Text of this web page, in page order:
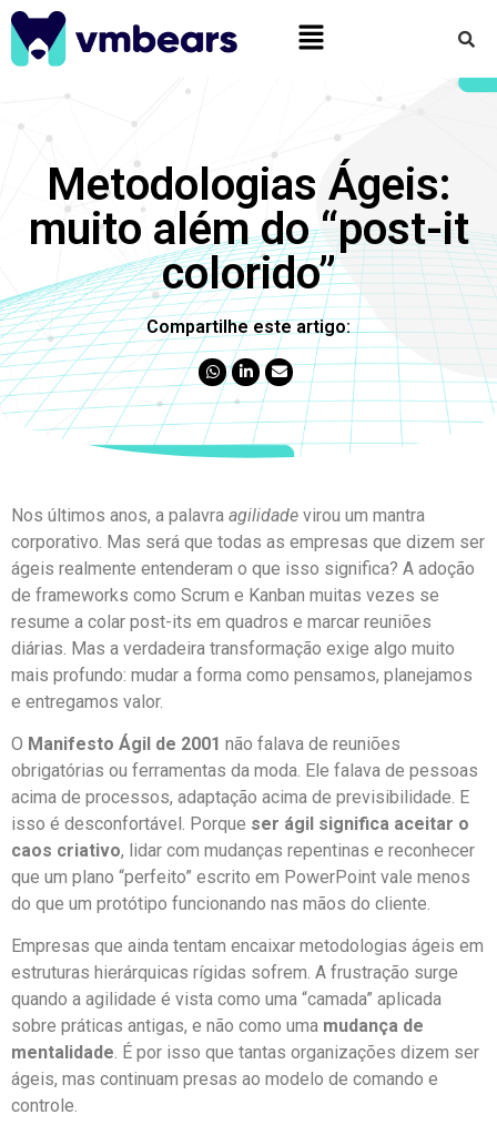
Metodologias Ágeis:
muito além do “post-it
colorido”
Compartilhe este artigo:
Nos últimos anos, a palavra agilidade virou um mantra
corporativo. Mas será que todas as empresas que dizem ser
ágeis realmente entenderam o que isso significa? A adoção
de frameworks como Scrum e Kanban muitas vezes se
resume a colar post-its em quadros e marcar reuniões
diárias. Mas a verdadeira transformação exige algo muito
mais profundo: mudar a forma como pensamos, planejamos
e entregamos valor.
O Manifesto Ágil de 2001 não falava de reuniões
obrigatórias ou ferramentas da moda. Ele falava de pessoas
acima de processos, adaptação acima de previsibilidade. E
isso é desconfortável. Porque ser ágil significa aceitar o
caos criativo, lidar com mudanças repentinas e reconhecer
que um plano “perfeito” escrito em PowerPoint vale menos
do que um protótipo funcionando nas mãos do cliente.
Empresas que ainda tentam encaixar metodologias ágeis em
estruturas hierárquicas rígidas sofrem. A frustração surge
quando a agilidade é vista como uma “camada” aplicada
sobre práticas antigas, e não como uma mudança de
mentalidade. É por isso que tantas organizações dizem ser
ágeis, mas continuam presas ao modelo de comando e
controle.